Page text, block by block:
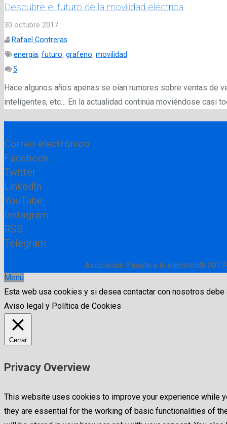
Descubre el futuro de la movilidad eléctrica
30 octubre 2017
Rafael Contreras
energia, futuro, grafeno, movilidad
5Comentarios
Hace algunos años apenas se oían rumores sobre ventas de
inteligentes, etc… En la actualidad continúa moviéndose casi
Correo electrónico
Facebook
Twitter
LinkedIn
YouTube
Instagram
RSS
Telegram
Asociación Pásate a lo eléctrico®
Menú
Esta web usa cookies y si desea contactar con nosotros
Aviso legal y Política de Cookies
Cerrar
Privacy Overview
This website uses cookies to improve your experience while
they are essential for the working of basic functionalities of